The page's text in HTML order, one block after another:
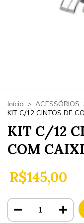
Início > ACESSÓRIOS
KIT C/12 CINTOS DE
KIT C/12
COM
R$145,00